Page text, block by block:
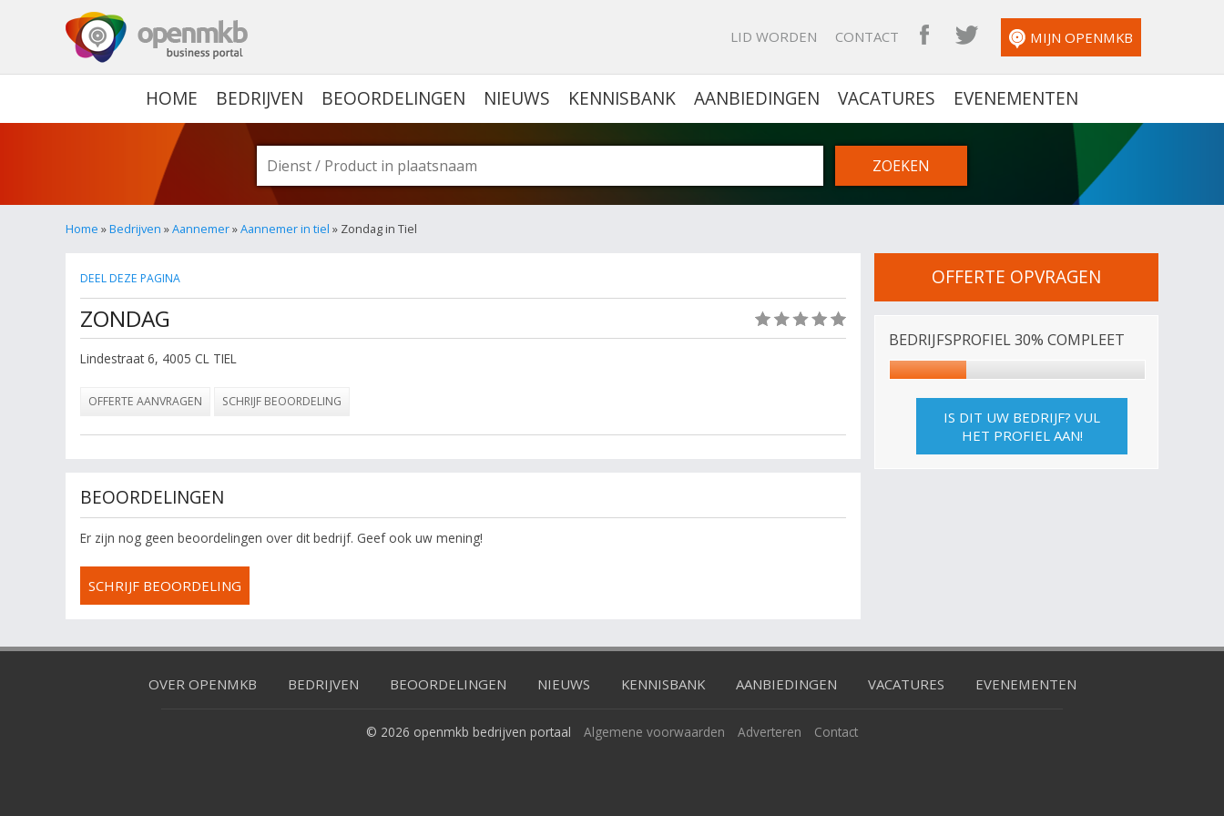
LID WORDEN CONTACT OPENMKB FACEBOOK
OPENMKB TWITTER
MIJN OPENMKB
HOME BEDRIJVEN BEOORDELINGEN NIEUWS KENNISBANK AANBIEDINGEN VACATURES EVENEMENTEN
Home »Bedrijven »Aannemer»Aannemer in tiel » Zondag in Tiel
DEEL DEZE PAGINA
ZONDAG
Lindestraat 6, 4005 CL TIEL
OFFERTE AANVRAGEN SCHRIJF BEOORDELING
BEOORDELINGEN
Er zijn nog geen beoordelingen over dit bedrijf. Geef ook uw mening!
SCHRIJF BEOORDELING
OFFERTE OPVRAGEN
BEDRIJFSPROFIEL 30% COMPLEET
IS DIT UW BEDRIJF? VUL
HET PROFIEL AAN!
OVER OPENMKB BEDRIJVEN BEOORDELINGEN NIEUWS KENNISBANK AANBIEDINGEN VACATURES EVENEMENTEN
© 2026 openmkb bedrijven portaal Algemene voorwaarden Adverteren Contact